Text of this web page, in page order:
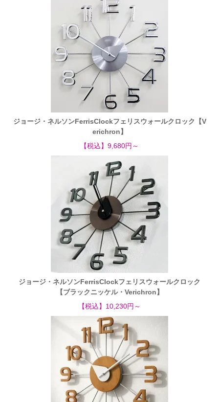
ジョージ・ネルソンFerrisClockフェリスウォールクロック【V
erichron】
【税込】9,680円～
ジョージ・ネルソンFerrisClockフェリスウォールクロック
【ブラックニッケル・Verichron】
【税込】10,230円～